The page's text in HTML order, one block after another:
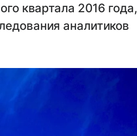
квартала 2016 года,
аналитиков